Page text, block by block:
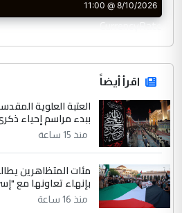
CurrencyRate
اقرأ أيضاً
العتبة العلوية
ببدء مراسم إحياء
منذ 15 ساعة
مئات المتظاهرين
بإنهاء تعاونها مع
منذ 16 ساعة